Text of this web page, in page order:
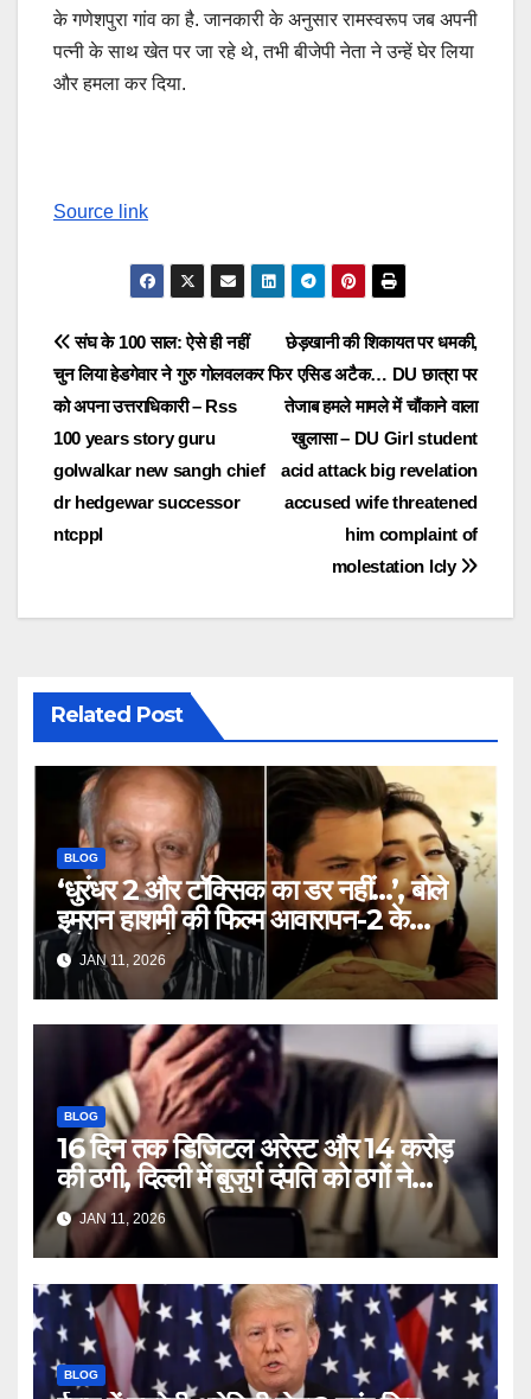
के गणेशपुरा गांव का है. जानकारी के अनुसार रामस्वरूप जब अपनी
पत्नी के साथ खेत पर जा रहे थे, तभी बीजेपी नेता ने उन्हें घेर लिया
और हमला कर दिया.
Source link
Post
navigation
छेड़खानी की शिकायत पर धमकी,
फिर एसिड अटैक… DU छात्रा पर
तेजाब हमले मामले में चौंकाने वाला
खुलासा – DU Girl student
acid attack big revelation
accused wife threatened
him complaint of
molestation lcly
संघ के 100 साल: ऐसे ही नहीं
चुन लिया हेडगेवार ने गुरु गोलवलकर
को अपना उत्तराधिकारी – Rss
100 years story guru
golwalkar new sangh chief
dr hedgewar successor
ntcppl
Related Post
BLOG
‘धुरंधर 2 और टॉक्सिक का डर नहीं…’, बोले
इमरान हाशमी की फिल्म आवारापन-2 के
प्रोड्यूसर मुकेश भट्ट – Mukesh
Bhatt on Emraan Hashmi
Awarapan 2 delay release
date tmovg
JAN 11, 2026
BLOG
16 दिन तक डिजिटल अरेस्ट और 14 करोड़
की ठगी, दिल्ली में बुजुर्ग दंपति को ठगों ने
लगाया चूना – Delhi Cyber Fraud
elderly couple digital arrest
duped crores ntc rttm
JAN 11, 2026
BLOG